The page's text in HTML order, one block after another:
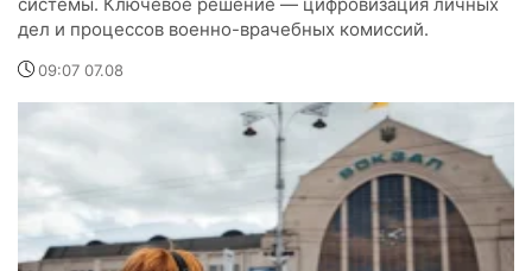
системы. Ключевое решение — цифровизация личных
дел и процессов военно-врачебных комиссий.
09:07 07.08